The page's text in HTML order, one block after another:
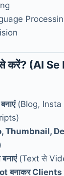
करें? (AI
(Blog, Insta
Thumbnail,
(Text से
बनाकर Clients